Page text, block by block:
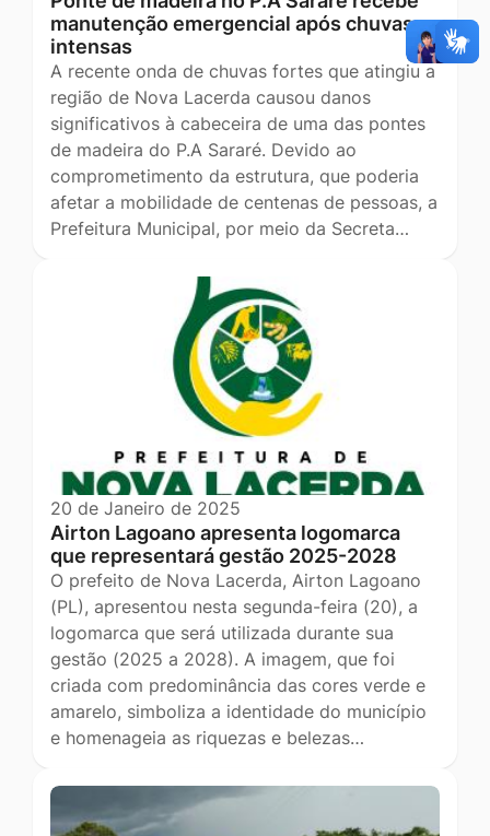
manutenção emergencial após chuvas
intensas
A recente onda de chuvas fortes que atingiu a
região de Nova Lacerda causou danos
significativos à cabeceira de uma das pontes
de madeira do P.A Sararé. Devido ao
comprometimento da estrutura, que poderia
afetar a mobilidade de centenas de pessoas, a
Prefeitura Municipal, por meio da Secreta…
20 de Janeiro de 2025
Airton Lagoano apresenta logomarca
que representará gestão 2025-2028
O prefeito de Nova Lacerda, Airton Lagoano
(PL), apresentou nesta segunda-feira (20), a
logomarca que será utilizada durante sua
gestão (2025 a 2028). A imagem, que foi
criada com predominância das cores verde e
amarelo, simboliza a identidade do município
e homenageia as riquezas e belezas…